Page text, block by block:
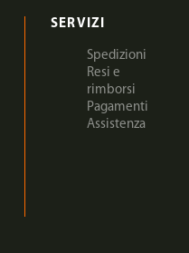
SERVIZI
Spedizioni
Resi e
rimborsi
Pagamenti
Assistenza